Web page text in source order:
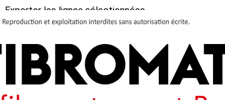
Exporter les lignes sélectionnées
Exporter toutes les colonnes